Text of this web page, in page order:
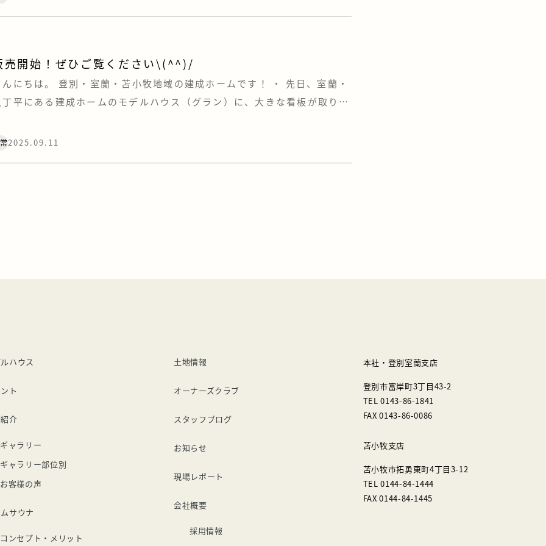
売開始！ぜひご覧ください\(^^)/
んにちは。 登別・室蘭・苫小牧地域の建成ホームです！ ・ 先日、室蘭・
丁平にある建成ホームのモデルハウス（グラン）に、大きな看板が取り付
たら「満天花火」に行った方で、シャトルバスで行き来する時に見たよー
2025.09.11
ハウス
ト
介
ギャラリー
ギャラリー部位別
お客様の声
サウナ
コンセプト・メリット
土地情報
オーナーズクラブ
スタッフブログ
お知らせ
現場レポート
会社概要
採用情報
本社・登別室蘭支店
登別市富岸町3丁目43-2
TEL 0143-86-1841
FAX 0143-86-0086
苫小牧支店
苫小牧市拓勇東町4丁目3-12
TEL 0144-84-1444
FAX 0144-84-1445